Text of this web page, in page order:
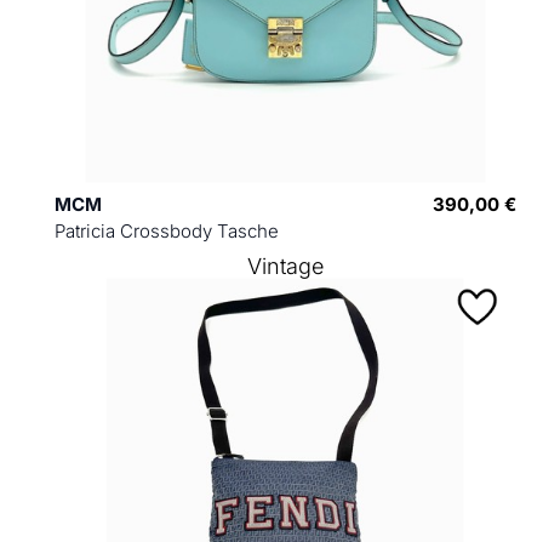
MCM
Patricia Crossbody Tasche
390,00 €
Vintage